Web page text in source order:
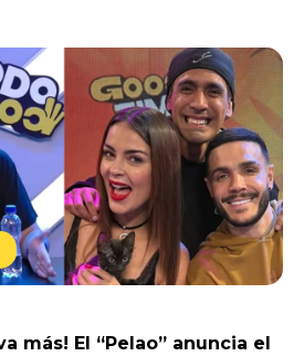
más! El “Pelao” anuncia el